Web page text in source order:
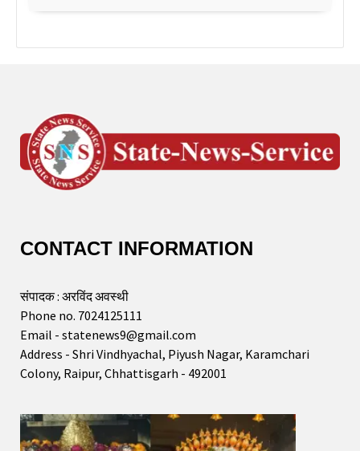
CONTACT INFORMATION
संपादक : अरविंद अवस्थी
Phone no. 7024125111
Email - statenews9@gmail.com
Address - Shri Vindhyachal, Piyush Nagar, Karamchari
Colony, Raipur, Chhattisgarh - 492001